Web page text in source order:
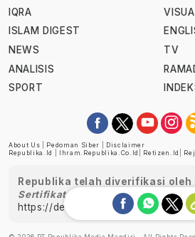
IQRA
ISLAM DIGEST
NEWS
ANALISIS
SPORT
TV
About Us Pedoman Siber
Disclaimer
Republika.id
Ihram.republika.co.id Retizen.id
Republika telah diverifikasi oleh
Sertifikat Nomor 1058/DP-
https://dewanpers.or.id/data/